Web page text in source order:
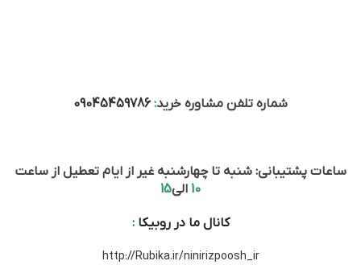
شماره تلفن مشاوره خرید:
09045459786
ساعات پشتیبانی: شنبه تا چهارشنبه غیر از ایام تعطیل از ساعت
10 الی15
کانال ما در روبیکا:
http://Rubika.ir/ninirizpoosh_ir